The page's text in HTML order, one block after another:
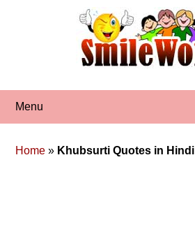
Menu
Home » Khubsurti Quotes in Hindi